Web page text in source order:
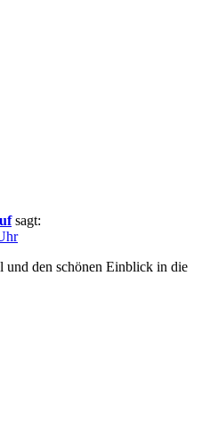
sagt:
den schönen Einblick in die